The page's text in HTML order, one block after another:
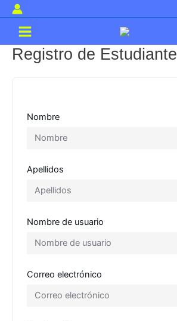
al
contenido
Main
Menu
Registro de Estudiante
Nombre
Apellidos
Nombre de usuario
Correo electrónico